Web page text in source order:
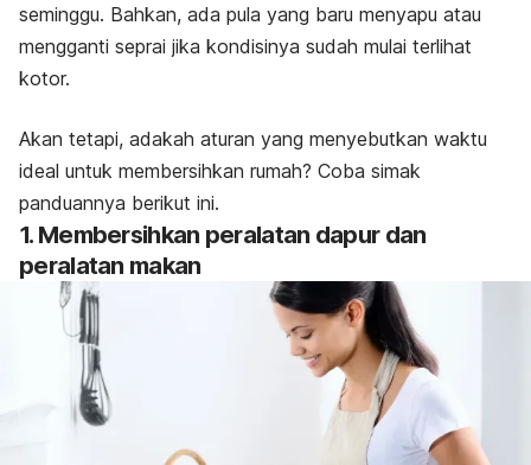
seminggu. Bahkan, ada pula yang baru menyapu atau
mengganti seprai jika kondisinya sudah mulai terlihat
kotor.
Akan tetapi, adakah aturan yang menyebutkan waktu
ideal untuk membersihkan rumah? Coba simak
panduannya berikut ini.
1. Membersihkan peralatan dapur dan
peralatan makan